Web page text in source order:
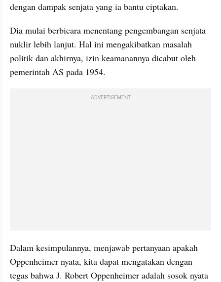
dengan dampak senjata yang ia bantu ciptakan.
Dia mulai berbicara menentang pengembangan senjata
nuklir lebih lanjut. Hal ini mengakibatkan masalah
politik dan akhirnya, izin keamanannya dicabut oleh
pemerintah AS pada 1954.
ADVERTISEMENT
Dalam kesimpulannya, menjawab pertanyaan apakah
Oppenheimer nyata, kita dapat mengatakan dengan
tegas bahwa J. Robert Oppenheimer adalah sosok nyata